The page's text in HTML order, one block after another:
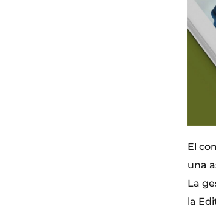
El
una
La
la